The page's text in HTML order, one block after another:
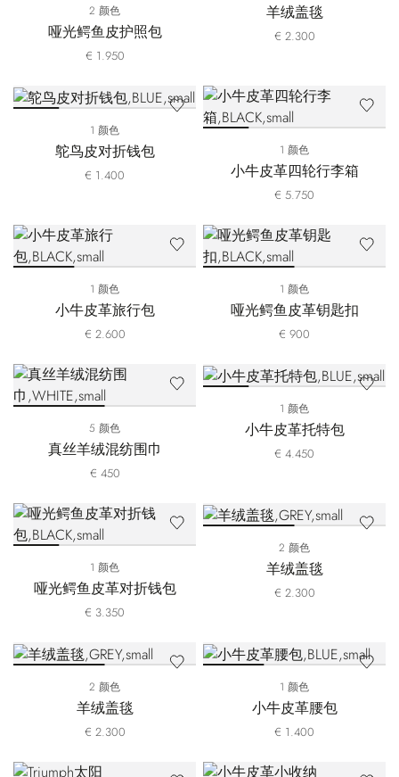
2 颜色
哑光鳄鱼皮护照包
€ 1.950
羊绒盖毯
€ 2.300
1 颜色
鸵鸟皮对折钱包
€ 1.400
1 颜色
小牛皮革四轮行李箱
€ 5.750
1 颜色
小牛皮革旅行包
€ 2.600
1 颜色
哑光鳄鱼皮革钥匙扣
€ 900
5 颜色
真丝羊绒混纺围巾
€ 450
1 颜色
小牛皮革托特包
€ 4.450
1 颜色
哑光鳄鱼皮革对折钱包
€ 3.350
2 颜色
羊绒盖毯
€ 2.300
2 颜色
羊绒盖毯
€ 2.300
1 颜色
小牛皮革腰包
€ 1.400